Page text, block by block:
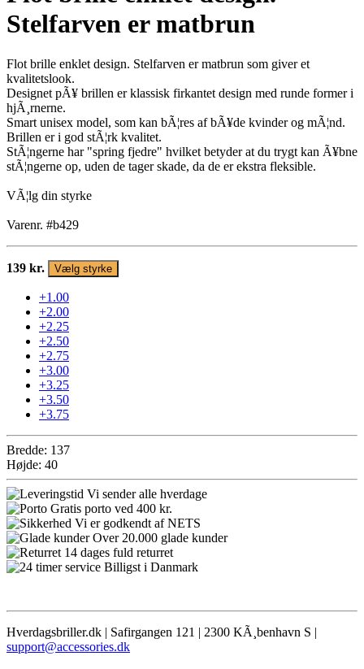
Stelfarven er matbrun
Flot brille enklet design. Stelfarven er matbrun som giver et
kvalitetslook.
Designet pÃ¥ brillen er klassisk firkantet design med runde former i
hjÃ¸rnerne.
Smart unisex model, som kan bÃ¦res af bÃ¥de kvinder og mÃ¦nd.
Brillen er i god stÃ¦rk kvalitet.
StÃ¦ngerne har "spring fjedre" hvilket betyder at du trygt kan Ã¥bne
stÃ¦ngerne op, uden de tager skade, da de er ekstra fleksible.
VÃ¦lg din styrke
Varenr. #b429
139 kr. Vælg styrke
+1.00
+2.00
+2.25
+2.50
+2.75
+3.00
+3.25
+3.50
+3.75
Bredde: 137
Højde: 40
Vi sender alle hverdage
Gratis porto ved 400 kr.
Vi er godkendt af NETS
Over 20.000 glade kunder
14 dages fuld returret
Billigst i Danmark
Hverdagsbriller.dk | Safirgangen 121 | 2300 KÃ¸benhavn S |
support@accessories.dk